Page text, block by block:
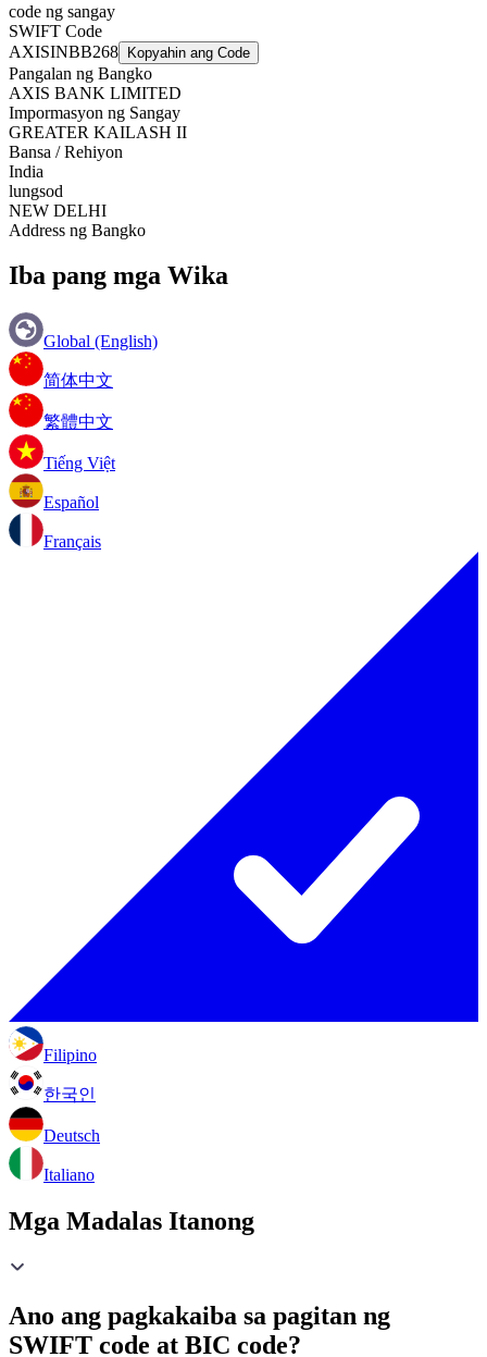
code ng sangay
SWIFT Code
AXISINBB268 Kopyahin ang Code
Pangalan ng Bangko
AXIS BANK LIMITED
Impormasyon ng Sangay
GREATER KAILASH II
Bansa / Rehiyon
India
lungsod
NEW DELHI
Address ng Bangko
Iba pang mga Wika
Global (English)
简体中文
繁體中文
Tiếng Việt
Español
Français
Filipino
한국인
Deutsch
Italiano
Mga Madalas Itanong
Ano ang pagkakaiba sa pagitan ng
SWIFT code at BIC code?